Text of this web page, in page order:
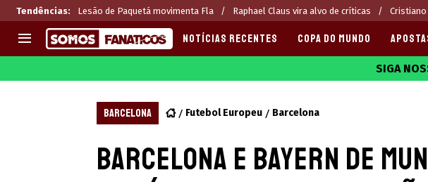
Tendências: Lesão de Paquetá movimenta Fla Raphael Claus vira alvo de críticas
CHAMPIONS LEAGUE
PREMIER LEAGUE
Melhores sites de apostas 2025
CASAS DE APOSTAS
CÓDIGOS e OFERTAS
NOTÍCIAS RECENTES COPA DO MUNDO
SIGA
BARCELONA Futebol Europeu Barcelona
Barcelona e Bayern de